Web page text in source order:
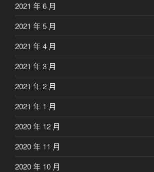
2021 年 6 月
2021 年 5 月
2021 年 4 月
2021 年 3 月
2021 年 2 月
2021 年 1 月
2020 年 12 月
2020 年 11 月
2020 年 10 月